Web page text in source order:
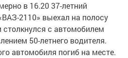
в 16.20 37-летний
2110» выехал на полосу
столкнулся с автомобилем
50-летнего водителя.
автомобиля погиб на месте.